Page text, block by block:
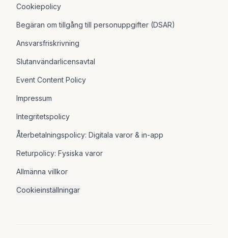
Cookiepolicy
Begäran om tillgång till personuppgifter (DSAR)
Ansvarsfriskrivning
Slutanvändarlicensavtal
Event Content Policy
Impressum
Integritetspolicy
Återbetalningspolicy: Digitala varor & in-app
Returpolicy: Fysiska varor
Allmänna villkor
Cookieinställningar